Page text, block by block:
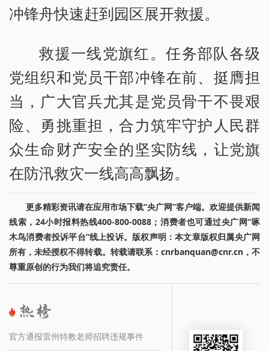
冲锋舟快速赶到园区展开救援。
救援一线党旗红。任务部队各级
党组织和党员干部冲锋在前、挺膺担
当，广大官兵尤其是党员骨干不畏艰
险、勇挑重担，合力筑牢守护人民群
众生命财产安全的坚实防线，让党旗
在防汛救灾一线高高飘扬。
更多精彩资讯请在应用市场下载“央广网”客户端。欢迎提供新闻
线索，24小时报料热线400-800-0088；消费者也可通过央广网“啄
木鸟消费者投诉平台”线上投诉。版权声明：本文章版权归属央广网
所有，未经授权不得转载。转载请联系：cnrbanquan@cnr.cn，不
尊重原创的行为我们将追究责任。
官方通报雷州特教老师招聘违规事件